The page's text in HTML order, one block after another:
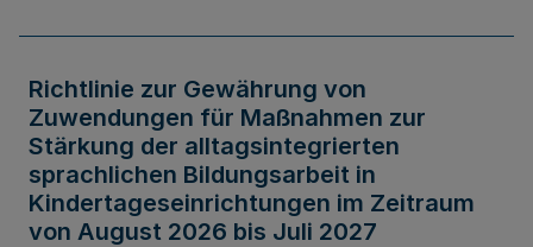
Richtlinie zur Gewährung von
Zuwendungen für Maßnahmen zur
Stärkung der alltagsintegrierten
sprachlichen Bildungsarbeit in
Kindertageseinrichtungen im Zeitraum
von August 2026 bis Juli 2027